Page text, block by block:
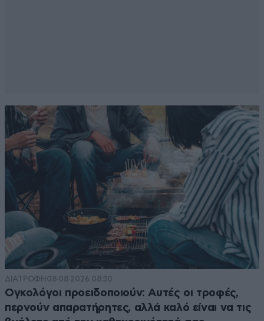
ΔΙΑΤΡΟΦΗ 08·08·2026 08:30
Ογκολόγοι προειδοποιούν: Αυτές οι τροφές,
περνούν απαρατήρητες, αλλά καλό είναι να τις